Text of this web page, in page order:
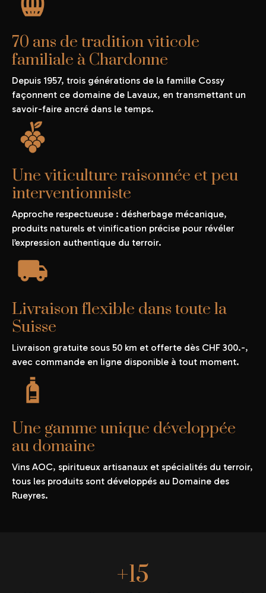
70 ans de tradition viticole
familiale à Chardonne
Depuis 1957, trois générations de la famille Cossy
façonnent ce domaine de Lavaux, en transmettant un
savoir-faire ancré dans le temps.
Une viticulture raisonnée et peu
interventionniste
Approche respectueuse : désherbage mécanique,
produits naturels et vinification précise pour révéler
l’expression authentique du terroir.
Livraison flexible dans toute la
Suisse
Livraison gratuite sous 50 km et offerte dès CHF 300.-,
avec commande en ligne disponible à tout moment.
Une gamme unique développée
au domaine
Vins AOC, spiritueux artisanaux et spécialités du terroir,
tous les produits sont développés au Domaine des
Rueyres.
+15